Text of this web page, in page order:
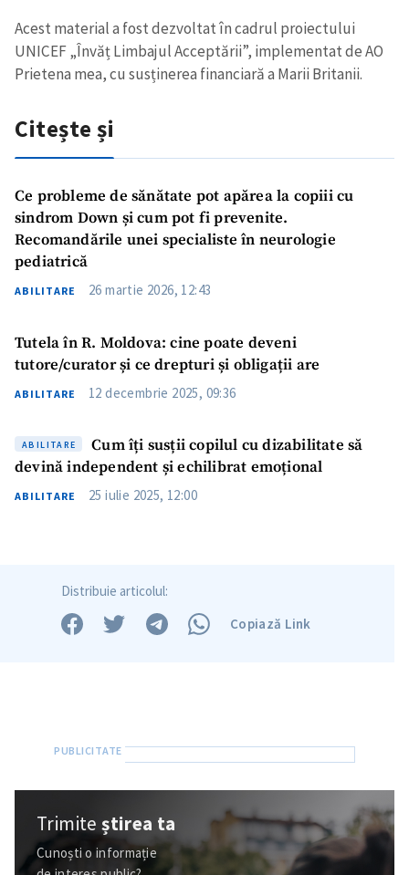
Acest material a fost dezvoltat în cadrul proiectului
UNICEF „Învăț Limbajul Acceptării”, implementat de AO
Prietena mea, cu susținerea financiară a Marii Britanii.
Citește și
Ce probleme de sănătate pot apărea la copiii cu
sindrom Down și cum pot fi prevenite.
Recomandările unei specialiste în neurologie
pediatrică
ABILITARE 26 martie 2026, 12:43
Tutela în R. Moldova: cine poate deveni
tutore/curator și ce drepturi și obligații are
ABILITARE 12 decembrie 2025, 09:36
ABILITARE
Cum îți susții copilul cu dizabilitate să
devină independent și echilibrat emoțional
ABILITARE 25 iulie 2025, 12:00
Distribuie articolul:
Copiază Link
Trimiteștirea ta
Cunoști o informație